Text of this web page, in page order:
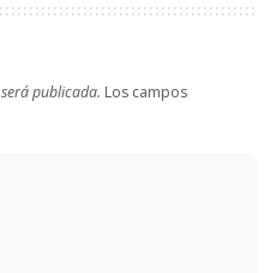
publicada. Los campos